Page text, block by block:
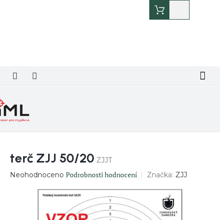
košík
terč ZJJ 50/20 ZJJT
Průměrné
produktu
Neohodnoceno Podrobnosti hodnocení Značka: ZJJ